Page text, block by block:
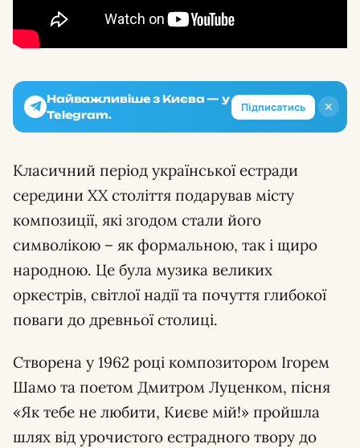
✕
Найважливіше з Києва — у
Telegram.
Підписатись
Класичний період української естради
середини XX століття подарував місту
композиції, які згодом стали його
символікою – як формальною, так і щиро
народною. Це була музика великих
оркестрів, світлої надії та почуття глибокої
поваги до древньої столиці.
Створена у 1962 році композитором Ігорем
Шамо та поетом Дмитром Луценком, пісня
«Як тебе не любити, Києве мій!» пройшла
шлях від урочистого естрадного твору до